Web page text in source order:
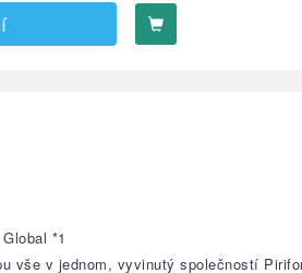
*1
vše v jednom, vyvinutý společností